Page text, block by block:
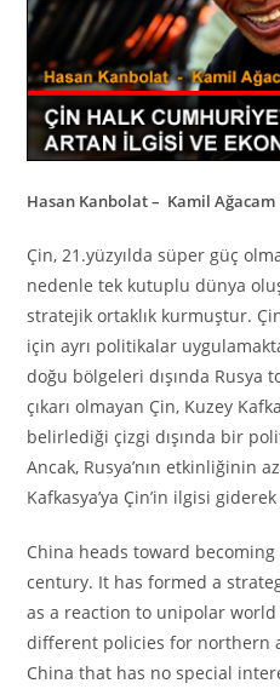
Hasan Kanbolat – Kamil Ağacam
Çin, 21.yüzyılda süper güç
nedenle tek kutuplu dünya
stratejik ortaklık kurmuştur.
için ayrı politikalar
doğu bölgeleri dışında Rusya
çıkarı olmayan Çin, Kuzey
belirlediği çizgi dışında bir
Ancak, Rusya’nın etkinliğinin
Kafkasya’ya Çin’in ilgisi
China heads toward
century. It has formed a
as a reaction to unipolar
different policies for northern
China that has no special